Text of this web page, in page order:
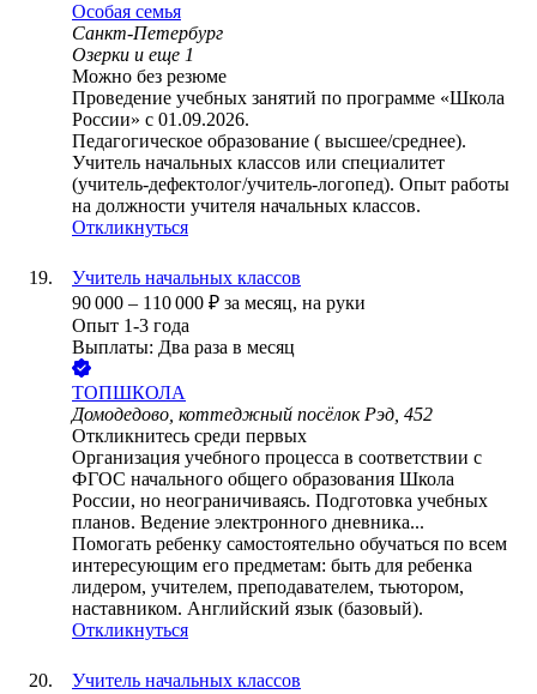
Особая семья
Санкт-Петербург
Озерки и еще 1
Можно без резюме
Проведение учебных занятий по программе «Школа
России» с 01.09.2026.
Педагогическое образование ( высшее/среднее).
Учитель начальных классов или специалитет
(учитель-дефектолог/учитель-логопед). Опыт работы
на должности учителя начальных классов.
Откликнуться
Учитель начальных классов
90 000 – 110 000 ₽ за месяц, на руки
Опыт 1-3 года
Выплаты: Два раза в месяц
ТОПШКОЛА
Домодедово, коттеджный посёлок Рэд, 452
Откликнитесь среди первых
Организация учебного процесса в соответствии с
ФГОС начального общего образования Школа
России, но неограничиваясь. Подготовка учебных
планов. Ведение электронного дневника...
Помогать ребенку самостоятельно обучаться по всем
интересующим его предметам: быть для ребенка
лидером, учителем, преподавателем, тьютором,
наставником. Английский язык (базовый).
Откликнуться
Учитель начальных классов